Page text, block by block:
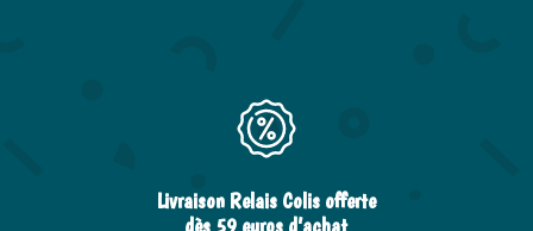
Livraison Relais Colis offerte
dès 59 euros d’achat